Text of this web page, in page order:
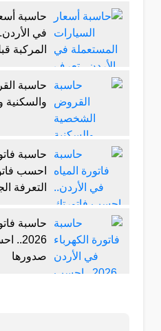
حاسبة
في
المركبة
حاسبة
والسكنية
حاسبة
احسب
التعرفة
حاسبة
صدورها